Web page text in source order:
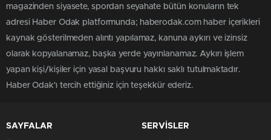
magazinden siyasete, spordan seyahate bütün konuların tek
adresi Haber Odak platformunda; haberodak.com haber içerikleri
kaynak gösterilmeden alıntı yapılamaz, kanuna aykırı ve izinsiz
olarak kopyalanamaz, başka yerde yayınlanamaz. Aykırı işlem
yapan kişi/kişiler için yasal başvuru hakkı saklı tutulmaktadır.
Haber Odak'ı tercih ettiğiniz için teşekkür ederiz.
SAYFALAR SERVİSLER